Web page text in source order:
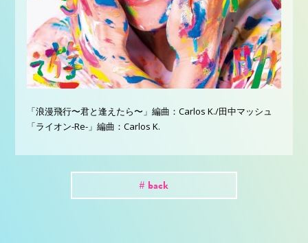
「浪漫飛行〜君と逢えたら〜」編曲：Carlos K./田中マッシュ
「ライオン-Re-」編曲：Carlos K.
# back